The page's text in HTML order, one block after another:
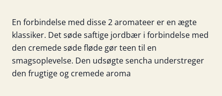
En forbindelse med disse 2 aromateer er en ægte
klassiker. Det søde saftige jordbær i forbindelse med
den cremede søde fløde gør teen til en
smagsoplevelse. Den udsøgte sencha understreger
den frugtige og cremede aroma